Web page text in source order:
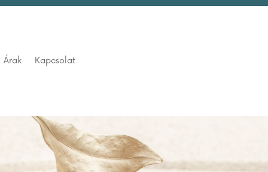
Árak Kapcsolat